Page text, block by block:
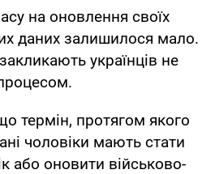
на оновлення своїх
даних залишилося мало.
українців не
термін, протягом якого
чоловіки мають стати
або оновити військово-